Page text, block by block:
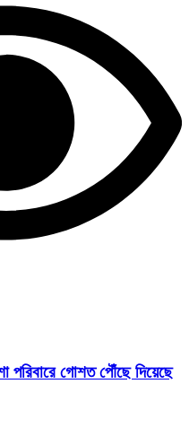
পরিবারে গোশত পৌঁছে দিয়েছে